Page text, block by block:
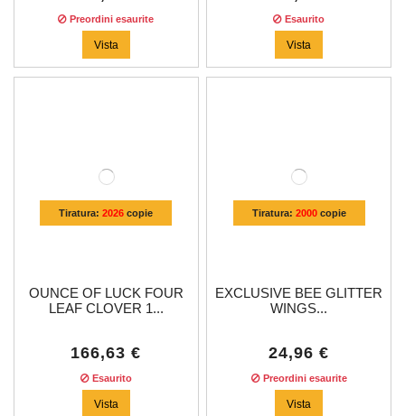
Preordini esaurite
Vista
Esaurito
Vista
Tiratura:2026 copie
OUNCE OF LUCK FOUR
LEAF CLOVER 1...
166,63 €
Esaurito
Vista
Tiratura: 2000copie
EXCLUSIVE BEE GLITTER
WINGS...
24,96 €
Preordini esaurite
Vista